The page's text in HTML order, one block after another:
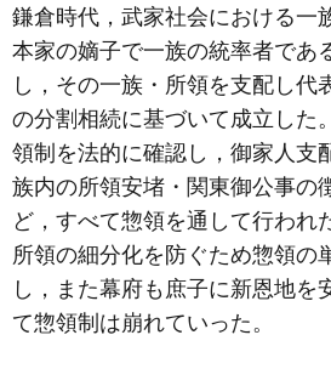
鎌倉時代，武家社会における一
本家の嫡子で一族の統率者であ
し，その一族・所領を支配し代
の分割相続に基づいて成立した
領制を法的に確認し，御家人支
族内の所領安堵・関東御公事の
ど，すべて惣領を通して行われ
所領の細分化を防ぐため惣領の
し，また幕府も庶子に新恩地を
て惣領制は崩れていった。